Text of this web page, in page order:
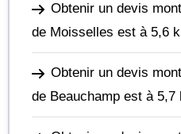
Obtenir un devis
de Moisselles est à 5,6
Obtenir un devis
de Beauchamp est à 5,7